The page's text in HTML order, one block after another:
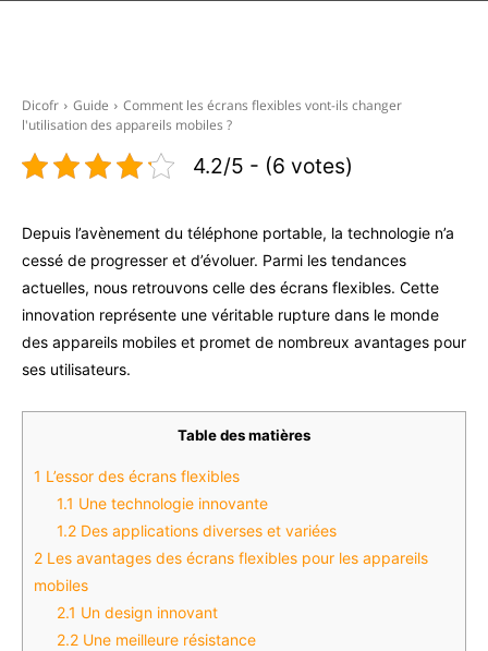
Dicofr Guide
Comment les écrans flexibles vont-ils changer
l'utilisation des appareils mobiles ?
4.2/5 - (6 votes)
Depuis l’avènement du téléphone portable, la technologie n’a
cessé de progresser et d’évoluer. Parmi les tendances
actuelles, nous retrouvons celle des écrans flexibles. Cette
innovation représente une véritable rupture dans le monde
des appareils mobiles et promet de nombreux avantages pour
ses utilisateurs.
Table des matières
1 L’essor des écrans flexibles
1.1 Une technologie innovante
1.2 Des applications diverses et variées
2 Les avantages des écrans flexibles pour les appareils
mobiles
2.1 Un design innovant
2.2 Une meilleure résistance